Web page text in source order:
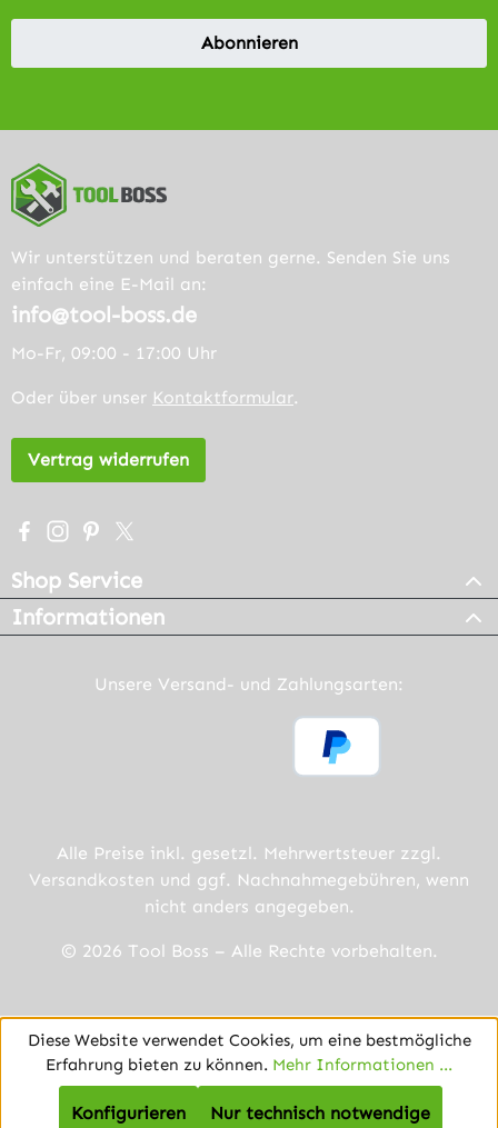
Abonnieren
Wir unterstützen und beraten gerne. Senden Sie uns
einfach eine E-Mail an:
info@tool-boss.de
Mo-Fr, 09:00 - 17:00 Uhr
Oder über unser Kontaktformular.
Vertrag widerrufen
Besuche uns auf Facebook – öffnet in neuem Tab
Schau auf Instagram vorbei – öffnet in neuem Tab
Lass dich auf Pinterest inspirieren – öffnet in
Folge uns auf X – öffnet in neuem Tab
Shop Service
Informationen
Unsere Versand- und Zahlungsarten:
Alle Preise inkl. gesetzl. Mehrwertsteuer zzgl.
Versandkosten und ggf. Nachnahmegebühren, wenn
nicht anders angegeben.
© 2026 Tool Boss – Alle Rechte vorbehalten.
Diese Website verwendet Cookies, um eine bestmögliche
Erfahrung bieten zu können. Mehr Informationen ...
Nur technisch notwendige
Konfigurieren